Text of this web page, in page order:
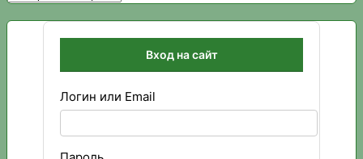
Вход на сайт
Логин или Email